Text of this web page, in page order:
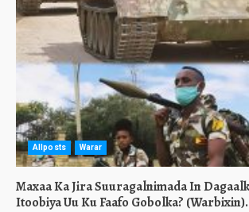
Allposts Warar
Maxaa Ka Jira Suuragalnimada In
Itoobiya Uu Ku Faafo Gobolka? (Warbixin).